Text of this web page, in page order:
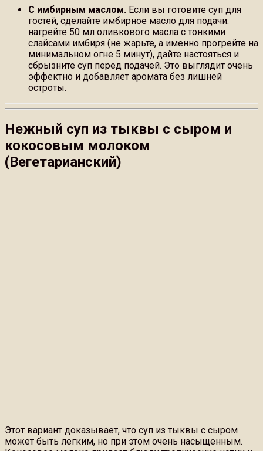
С имбирным маслом. Если вы готовите суп для
гостей, сделайте имбирное масло для подачи:
нагрейте 50 мл оливкового масла с тонкими
слайсами имбиря (не жарьте, а именно прогрейте на
минимальном огне 5 минут), дайте настояться и
сбрызните суп перед подачей. Это выглядит очень
эффектно и добавляет аромата без лишней
остроты.
Нежный суп из тыквы с сыром и
кокосовым молоком
(Вегетарианский)
Этот вариант доказывает, что суп из тыквы с сыром
может быть легким, но при этом очень насыщенным.